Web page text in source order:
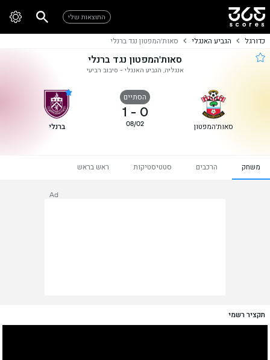
התוצאות שלי
כדורגל הגביע האנגלי סאות'המפטון נגד ברנלי
סאות'המפטון נגד ברנלי
אנגליה, הגביע האנגלי - סיבוב רביעי
סאות'המפטון
הסתיים
0
-
1
08/02 ברנלי
משחק הרכבים סטטיסטיקות ראש בראש
Ad
תקציר רשמי